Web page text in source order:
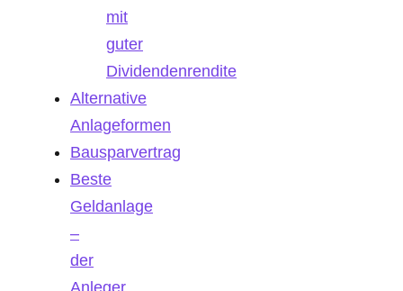
mit
guter
Dividendenrendite
Alternative
Anlageformen
Bausparvertrag
Beste
Geldanlage
–
der
Anleger